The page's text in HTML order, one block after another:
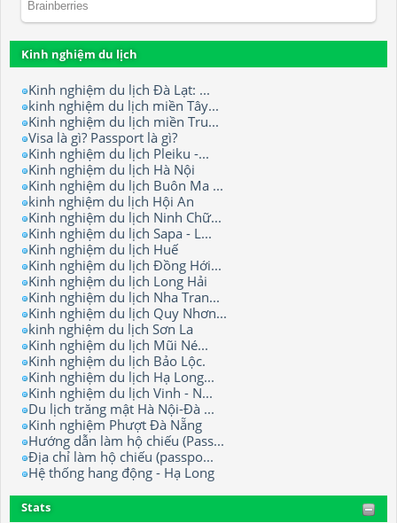
Kinh nghiệm du lịch
Kinh nghiệm du lịch Đà Lạt: ...
kinh nghiệm du lịch miền Tây...
Kinh nghiệm du lịch miền Tru...
Visa là gì? Passport là gì?
Kinh nghiệm du lịch Pleiku -...
Kinh nghiệm du lịch Hà Nội
Kinh nghiệm du lịch Buôn Ma ...
kinh nghiệm du lịch Hội An
Kinh nghiệm du lịch Ninh Chữ...
Kinh nghiệm du lịch Sapa - L...
Kinh nghiệm du lịch Huế
Kinh nghiệm du lịch Đồng Hới...
Kinh nghiệm du lịch Long Hải
Kinh nghiệm du lịch Nha Tran...
Kinh nghiệm du lịch Quy Nhơn...
kinh nghiệm du lịch Sơn La
Kinh nghiệm du lịch Mũi Né...
Kinh nghiệm du lịch Bảo Lộc.
Kinh nghiệm du lịch Hạ Long...
Kinh nghiệm du lịch Vinh - N...
Du lịch trăng mật Hà Nội-Đà ...
Kinh nghiệm Phượt Đà Nẵng
Hướng dẫn làm hộ chiếu (Pass...
Địa chỉ làm hộ chiếu (passpo...
Hệ thống hang động - Hạ Long
Stats